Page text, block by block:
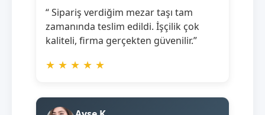
“ Sipariş verdiğim mezar taşı tam
zamanında teslim edildi. İşçilik çok
kaliteli, firma gerçekten güvenilir.”
★ ★ ★ ★ ★